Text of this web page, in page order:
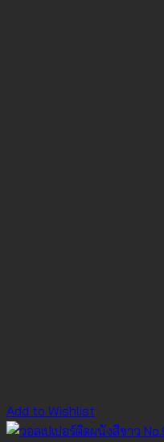
Add to Wishlist